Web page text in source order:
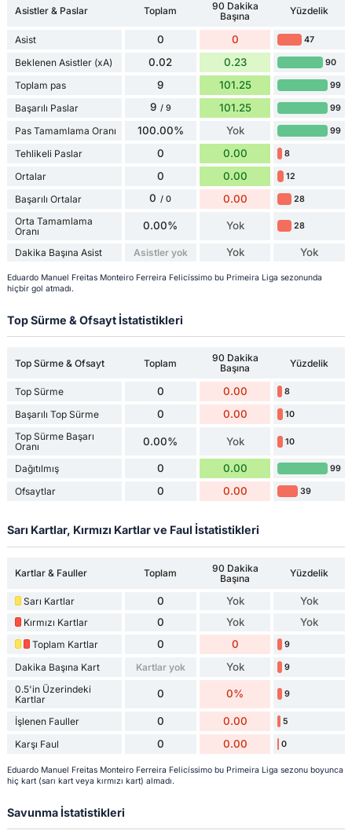
Asistler & Paslar Toplam
90 Dakika
Başına
Yüzdelik
Asist 0 0 47
Beklenen Asistler (xA) 0.02 0.23 90
Toplam pas 9 101.25 99
Başarılı Paslar 9 / 9 101.25 99
Pas Tamamlama Oranı 100.00% Yok 99
Tehlikeli Paslar 0 0.00 8
Ortalar 0 0.00 12
Başarılı Ortalar 0 / 0 0.00 28
Orta Tamamlama
Oranı
0.00% Yok 28
Dakika Başına Asist Asistler yok Yok Yok
Eduardo Manuel Freitas Monteiro Ferreira Felicíssimo bu Primeira Liga sezonunda
hiçbir gol atmadı.
Top Sürme & Ofsayt İstatistikleri
Top Sürme & Ofsayt Toplam
90 Dakika
Başına
Yüzdelik
Top Sürme 0 0.00 8
Başarılı Top Sürme 0 0.00 10
Top Sürme Başarı
Oranı
0.00% Yok 10
Dağıtılmış 0 0.00 99
Ofsaytlar 0 0.00 39
Sarı Kartlar, Kırmızı Kartlar ve Faul İstatistikleri
Kartlar & Fauller Toplam
90 Dakika
Başına
Yüzdelik
Sarı Kartlar 0 Yok Yok
Kırmızı Kartlar 0 Yok Yok
Toplam Kartlar 0 0 9
Dakika Başına Kart Kartlar yok Yok 9
0.5'in Üzerindeki
Kartlar
0 0% 9
İşlenen Fauller 0 0.00 5
Karşı Faul 0 0.00 0
Eduardo Manuel Freitas Monteiro Ferreira Felicíssimo bu Primeira Liga sezonu boyunca
hiç kart (sarı kart veya kırmızı kart) almadı.
Savunma İstatistikleri